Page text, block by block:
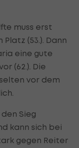
muss erst
(53.). Dann
eine gute
(62.). Die
vor dem
den Sieg
kann sich bei
gegen Reiter